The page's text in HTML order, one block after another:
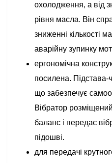
охолодження, а від
рівня масла. Він
зниженні кількості
аварійну зупинку
ергономічна
посилена. Підстава-
що забезпечує
Вібратор
баланс і передає
підошві.
для передачі